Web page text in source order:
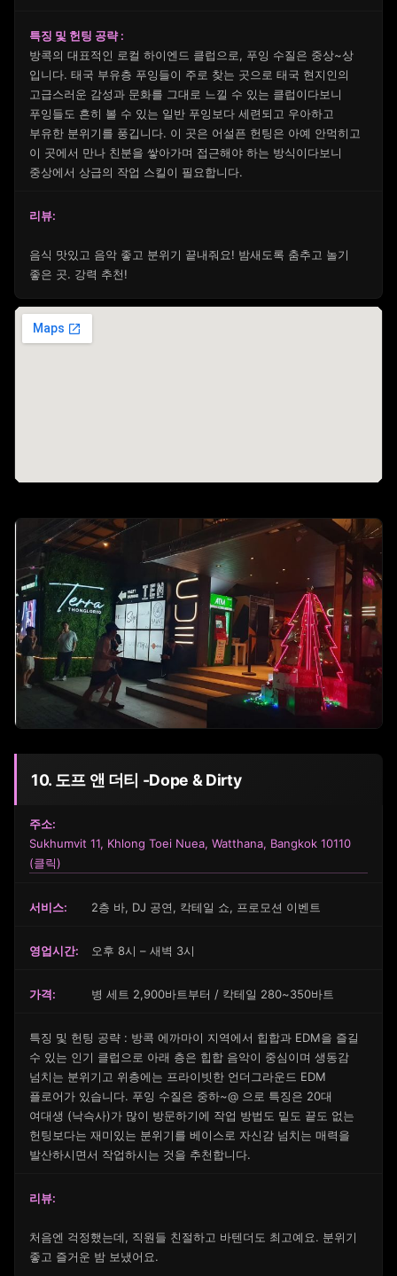
특징 및 헌팅 공략 :
방콕의 대표적인 로컬 하이엔드 클럽으로, 푸잉 수질은 중상~상
입니다. 태국 부유층 푸잉들이 주로 찾는 곳으로 태국 현지인의
고급스러운 감성과 문화를 그대로 느낄 수 있는 클럽이다보니
푸잉들도 흔히 볼 수 있는 일반 푸잉보다 세련되고 우아하고
부유한 분위기를 풍깁니다. 이 곳은 어설픈 헌팅은 아예 안먹히고
이 곳에서 만나 친분을 쌓아가며 접근해야 하는 방식이다보니
중상에서 상급의 작업 스킬이 필요합니다.
리뷰:
음식 맛있고 음악 좋고 분위기 끝내줘요! 밤새도록 춤추고 놀기
좋은 곳. 강력 추천!
10. 도프 앤 더티 -Dope & Dirty
주소:
Sukhumvit 11, Khlong Toei Nuea, Watthana, Bangkok 10110
(클릭)
서비스: 2층 바, DJ 공연, 칵테일 쇼, 프로모션 이벤트
영업시간: 오후 8시 – 새벽 3시
가격: 병 세트 2,900바트부터 / 칵테일 280~350바트
특징 및 헌팅 공략 : 방콕 에까마이 지역에서 힙합과 EDM을 즐길
수 있는 인기 클럽으로 아래 층은 힙합 음악이 중심이며 생동감
넘치는 분위기고 위층에는 프라이빗한 언더그라운드 EDM
플로어가 있습니다. 푸잉 수질은 중하~@ 으로 특징은 20대
여대생 (낙슥사)가 많이 방문하기에 작업 방법도 밑도 끝도 없는
헌팅보다는 재미있는 분위기를 베이스로 자신감 넘치는 매력을
발산하시면서 작업하시는 것을 추천합니다.
리뷰:
처음엔 걱정했는데, 직원들 친절하고 바텐더도 최고예요. 분위기
좋고 즐거운 밤 보냈어요.